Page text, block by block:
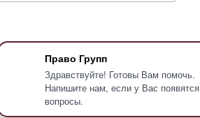
Право Групп
Здравствуйте! Готовы Вам помочь.
Напишите нам, если у Вас появятся
вопросы.